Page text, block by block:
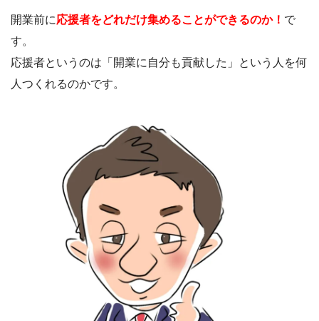
開業前に応援者をどれだけ集めることができるのか！ で
す。
応援者というのは「開業に自分も貢献した」という人を何
人つくれるのかです。